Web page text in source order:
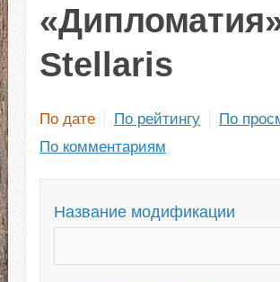
Stellaris
По дате По рейтингу
По
По комментариям
Название модификации